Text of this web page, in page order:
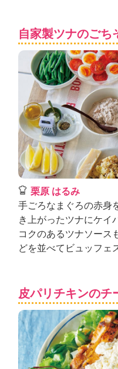
自家製ツナのごち
栗原 はるみ
手ごろなまぐろの赤身
き上がったツナにケイ
コクのあるツナソース
どを並べてビュッフェ
皮パリチキンのチ